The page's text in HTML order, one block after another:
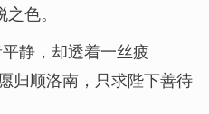
色。
静，却透着一丝疲
归顺洛南，只求陛下善待